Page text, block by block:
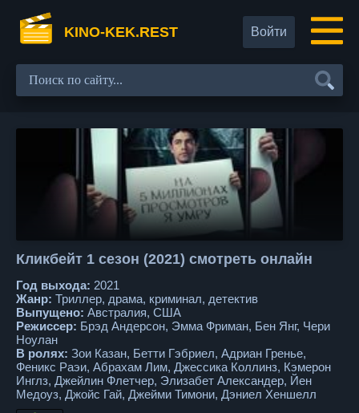
KINO-KEK.REST Войти
Кликбейт 1 сезон (2021) смотреть онлайн
Год выхода: 2021
Жанр: Триллер, драма, криминал, детектив
Выпущено: Австралия, США
Режиссер: Брэд Андерсон, Эмма Фриман, Бен Янг, Чери
Ноулан
В ролях: Зои Казан, Бетти Гэбриел, Адриан Гренье,
Феникс Раэи, Абрахам Лим, Джессика Коллинз, Кэмерон
Инглз, Джейлин Флетчер, Элизабет Александер, Йен
Медоуз, Джойс Гай, Джейми Тимони, Дэниел Хеншелл